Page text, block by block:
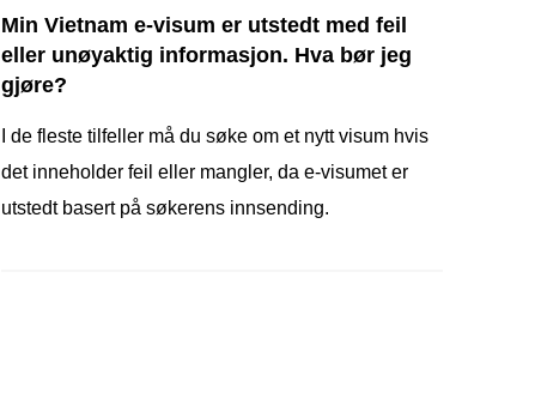
Min Vietnam e-visum er utstedt med feil
eller unøyaktig informasjon. Hva bør jeg
gjøre?
I de fleste tilfeller må du søke om et nytt visum hvis
det inneholder feil eller mangler, da e-visumet er
utstedt basert på søkerens innsending.